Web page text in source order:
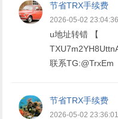
节省TRX手续费
2026-05-02 23:04:36
u地址转错 【
联系TG:@TrxEm
节省TRX手续费
2026-05-02 23:36:01